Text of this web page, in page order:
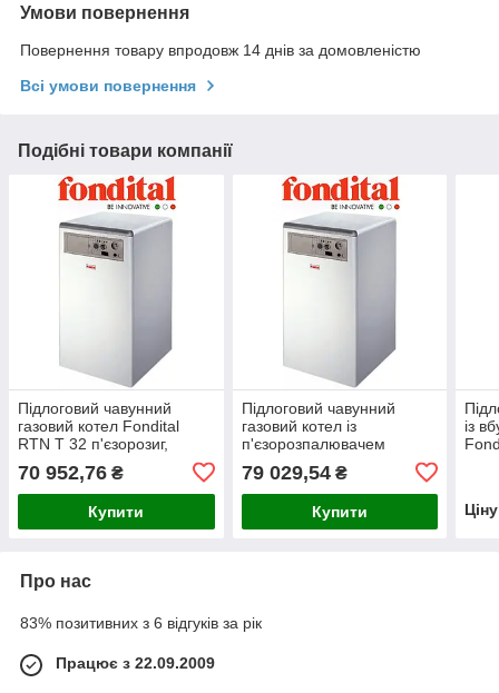
Умови повернення
Повернення товару впродовж 14 днів за домовленістю
Всі умови повернення
Подібні товари компанії
Підлоговий чавунний
газовий котел Fondital
RTN T 32 п'єзорозиг,
димохідний (Італія)
70 952,76 ₴
Купити
Підлоговий чавунний
газовий котел із
п'єзорозпалювачем
одноконтурний,
димохідний (Італія)
79 029,54₴
Купити
із
Про нас
83% позитивних з 6 відгуків за рік
Працює з 22.09.2009